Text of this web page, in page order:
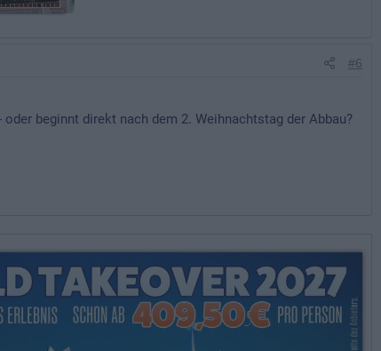
#6
beginnt direkt nach dem 2. Weihnachtstag der Abbau?